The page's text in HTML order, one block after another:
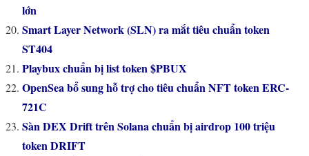
lớn
Smart Layer Network (SLN) ra mắt tiêu chuẩn token
ST404
Playbux chuẩn bị list token $PBUX
OpenSea bổ sung hỗ trợ cho tiêu chuẩn NFT token ERC-
721C
Sàn DEX Drift trên Solana chuẩn bị airdrop 100 triệu
token DRIFT